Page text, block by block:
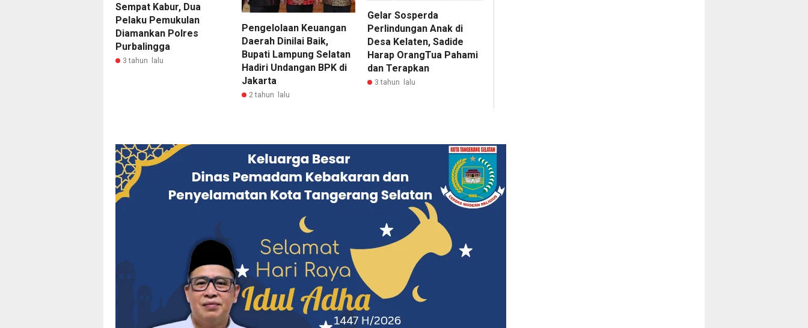
Sempat Kabur, Dua
Pelaku Pemukulan
Diamankan Polres
Purbalingga
3 tahun lalu
Pengelolaan Keuangan
Daerah Dinilai Baik,
Bupati Lampung Selatan
Hadiri Undangan BPK di
Jakarta
2 tahun lalu
Gelar Sosperda
Perlindungan Anak di
Desa Kelaten, Sadide
Harap OrangTua Pahami
dan Terapkan
3 tahun lalu